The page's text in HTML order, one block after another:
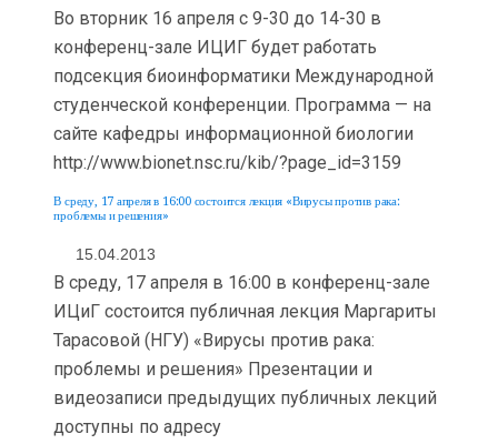
Во вторник 16 апреля с 9-30 до 14-30 в
конференц-зале ИЦИГ будет работать
подсекция биоинформатики Международной
студенческой конференции. Программа — на
сайте кафедры информационной биологии
http://www.bionet.nsc.ru/kib/?page_id=3159
В среду, 17 апреля в 16:00 состоится лекция «Вирусы против рака:
проблемы и решения»
15.04.2013
В среду, 17 апреля в 16:00 в конференц-зале
ИЦиГ состоится публичная лекция Маргариты
Тарасовой (НГУ) «Вирусы против рака:
проблемы и решения» Презентации и
видеозаписи предыдущих публичных лекций
доступны по адресу